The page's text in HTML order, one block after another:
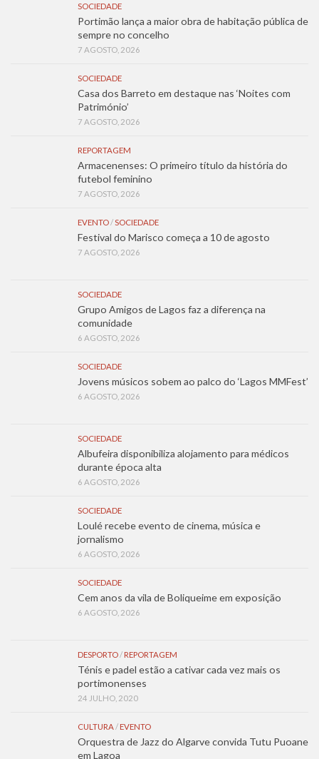
SOCIEDADE
Portimão lança a maior obra de habitação pública de
sempre no concelho
7 AGOSTO, 2026
SOCIEDADE
Casa dos Barreto em destaque nas ‘Noites com
Património’
7 AGOSTO, 2026
REPORTAGEM
Armacenenses: O primeiro título da história do
futebol feminino
7 AGOSTO, 2026
EVENTO/SOCIEDADE
Festival do Marisco começa a 10 de agosto
7 AGOSTO, 2026
SOCIEDADE
Grupo Amigos de Lagos faz a diferença na
comunidade
6 AGOSTO, 2026
SOCIEDADE
Jovens músicos sobem ao palco do ‘Lagos MMFest’
6 AGOSTO, 2026
SOCIEDADE
Albufeira disponibiliza alojamento para médicos
durante época alta
6 AGOSTO, 2026
SOCIEDADE
Loulé recebe evento de cinema, música e
jornalismo
6 AGOSTO, 2026
SOCIEDADE
Cem anos da vila de Boliqueime em exposição
6 AGOSTO, 2026
DESPORTO/ REPORTAGEM
Ténis e padel estão a cativar cada vez mais os
portimonenses
24 JULHO, 2020
CULTURA/ EVENTO
Orquestra de Jazz do Algarve convida Tutu Puoane
em Lagoa